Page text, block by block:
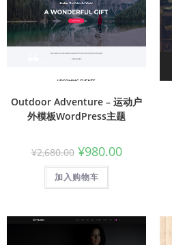
Outdoor Adventure – 运动户
外模板WordPress主题
¥2,680.00 ¥980.00
加入购物车